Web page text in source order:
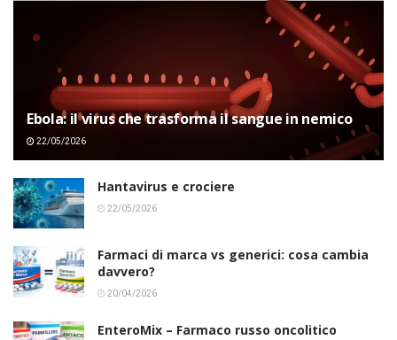
Ebola: il virus che trasforma il sangue in nemico
22/05/2026
Hantavirus e crociere
22/05/2026
Farmaci di marca vs generici: cosa cambia
davvero?
20/04/2026
EnteroMix – Farmaco russo oncolitico